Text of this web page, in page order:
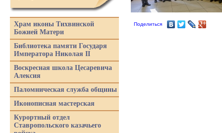
Поделиться
Храм иконы Тихвинской
Божией Матери
Библиотека памяти Государя
Императора Николая II
Воскресная школа Цесаревича
Алексия
Паломническая служба общины
Иконописная мастерская
Курортный отдел
Ставропольского казачьего